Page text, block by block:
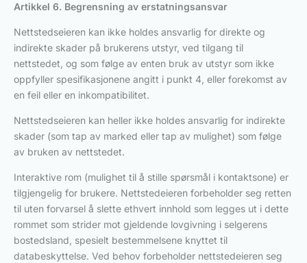
Artikkel 6. Begrensning av erstatningsansvar
Nettstedseieren kan ikke holdes ansvarlig for direkte og
indirekte skader på brukerens utstyr, ved tilgang til
nettstedet, og som følge av enten bruk av utstyr som ikke
oppfyller spesifikasjonene angitt i punkt 4, eller forekomst av
en feil eller en inkompatibilitet.
Nettstedseieren kan heller ikke holdes ansvarlig for indirekte
skader (som tap av marked eller tap av mulighet) som følge
av bruken av nettstedet.
Interaktive rom (mulighet til å stille spørsmål i kontaktsone) er
tilgjengelig for brukere. Nettstedeieren forbeholder seg retten
til uten forvarsel å slette ethvert innhold som legges ut i dette
rommet som strider mot gjeldende lovgivning i selgerens
bostedsland, spesielt bestemmelsene knyttet til
databeskyttelse. Ved behov forbeholder nettstedeieren seg